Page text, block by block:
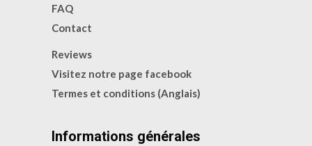
FAQ
Contact
Reviews
Visitez notre page facebook
Termes et conditions (Anglais)
Informations générales